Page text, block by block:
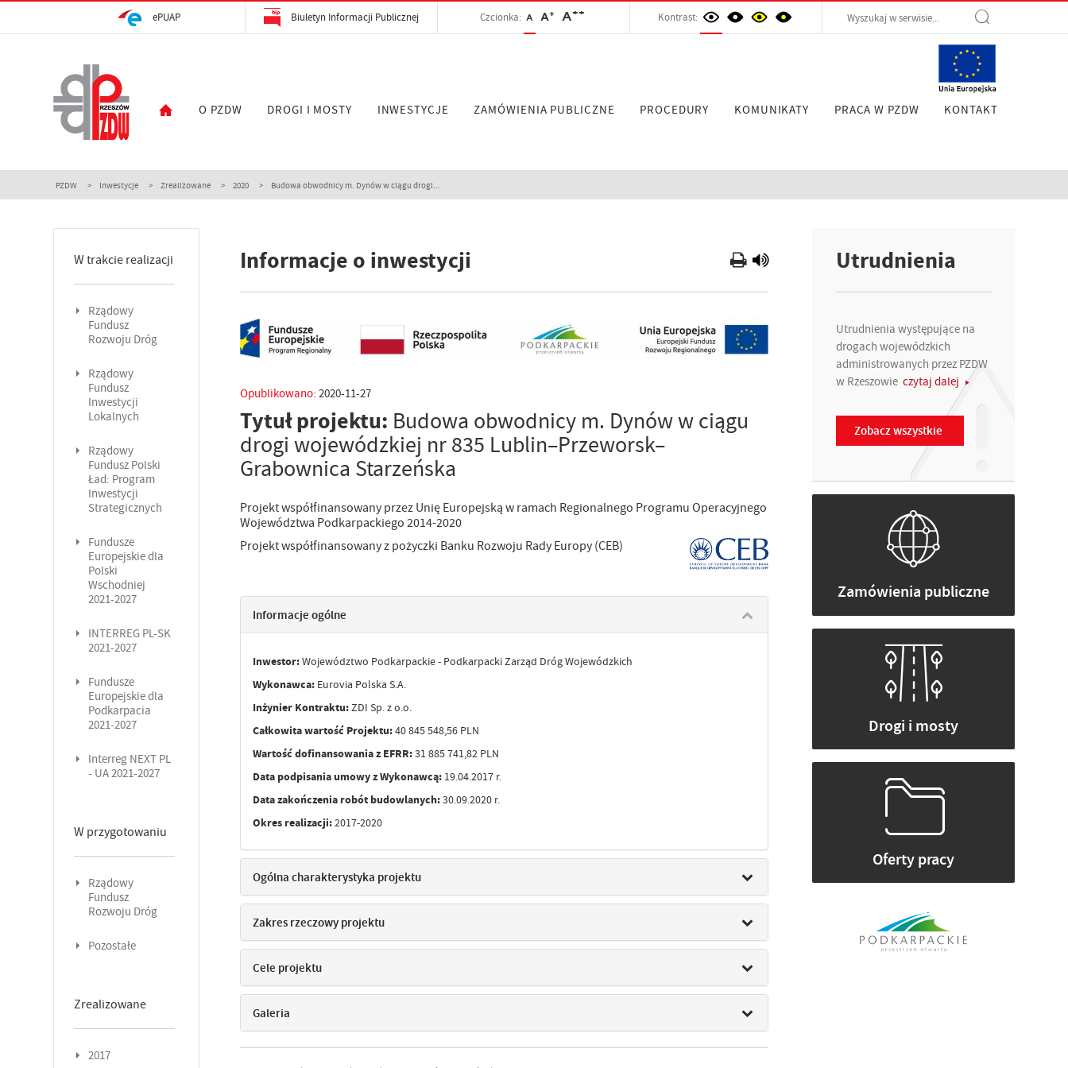
ePUAP Biuletyn Informacji Publicznej Czcionka: A A+ A++ Kontrast:
O PZDW DROGI I MOSTY INWESTYCJE ZAMÓWIENIA PUBLICZNE PROCEDURY KOMUNIKATY PRACA W PZDW KONTAKT
PZDW Inwestycje Zrealizowane 2020 Budowa obwodnicy m. Dynów w ciągu drogi...
W trakcie realizacji
Rządowy
Fundusz
Rozwoju Dróg
Rządowy
Fundusz
Inwestycji
Lokalnych
Rządowy
Fundusz Polski
Ład: Program
Inwestycji
Strategicznych
Fundusze
Europejskie dla
Polski
Wschodniej
2021-2027
INTERREG PL-SK
2021-2027
Fundusze
Europejskie dla
Podkarpacia
2021-2027
Interreg NEXT PL
- UA 2021-2027
W przygotowaniu
Rządowy
Fundusz
Rozwoju Dróg
Pozostałe
Zrealizowane
2017
Informacje o inwestycji
Opublikowano: 2020-11-27
Tytuł projektu: Budowa obwodnicy m. Dynów w ciągu
drogi wojewódzkiej nr 835 Lublin–Przeworsk–
Grabownica Starzeńska
Projekt współfinansowany przez Unię Europejską w ramach Regionalnego Programu Operacyjnego
Województwa Podkarpackiego 2014-2020
Projekt współfinansowany z pożyczki Banku Rozwoju Rady Europy (CEB)
Informacje ogólne
Inwestor:Województwo Podkarpackie - Podkarpacki Zarząd Dróg Wojewódzkich
Wykonawca: Eurovia Polska S.A.
Inżynier Kontraktu:ZDI Sp. z o.o.
Całkowita wartość Projektu:40 845 548,56 PLN
Wartość dofinansowania z EFRR:31 885 741,82 PLN
Data podpisania umowy z Wykonawcą: 19.04.2017 r.
Data zakończenia robót budowlanych:30.09.2020 r.
Okres realizacji:2017-2020
Ogólna charakterystyka projektu
Zakres rzeczowy projektu
Cele projektu
Galeria
Utrudnienia
Utrudnienia występujące na
drogach wojewódzkich
administrowanych przez PZDW
w Rzeszowie czytaj dalej
Zobacz wszystkie
Zamówienia publiczne
Drogi i mosty
Oferty pracy